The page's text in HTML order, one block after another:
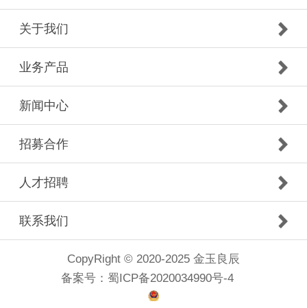
关于我们
业务产品
新闻中心
招募合作
人才招聘
联系我们
CopyRight © 2020-2025 金玉良辰
备案号：蜀ICP备2020034990号-4